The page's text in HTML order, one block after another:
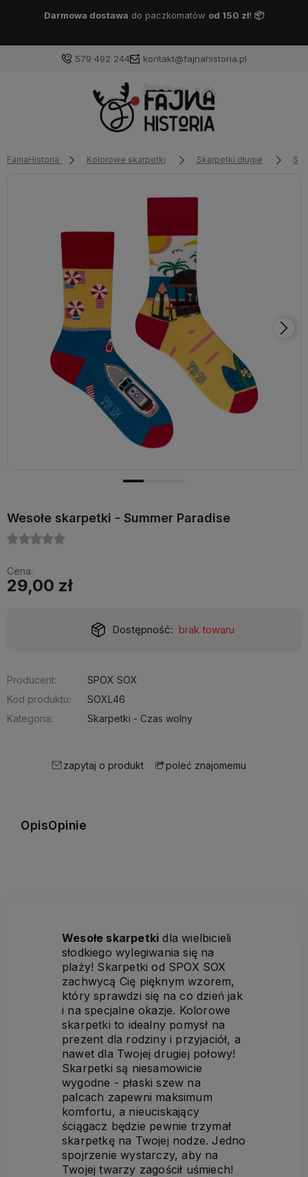
Darmowa dostawa DPD Pickupod 150 zł!📦
579 492 244 kontakt@fajnahistoria.pl
FajnaHistoria Kolorowe skarpetki Skarpetki długie
Wesołe skarpetki - Summer Paradise
Cena:
29,00 zł
Dostępność: brak towaru
Producent:
SPOX SOX
Kod produktu:
SOXL46
Kategoria:
Skarpetki - Czas wolny
zapytaj o produkt poleć znajomemu
OpisOpinie
Wesołe skarpetki dla wielbicieli
słodkiego wylegiwania się na
plaży! Skarpetki od SPOX SOX
zachwycą Cię pięknym wzorem,
który sprawdzi się na co dzień jak
i na specjalne okazje. Kolorowe
skarpetki to idealny pomysł na
prezent dla rodziny i przyjaciół, a
nawet dla Twojej drugiej połowy!
Skarpetki są niesamowicie
wygodne - płaski szew na
palcach zapewni maksimum
komfortu, a nieuciskający
ściągacz będzie pewnie trzymał
skarpetkę na Twojej nodze. Jedno
spojrzenie wystarczy, aby na
Twojej twarzy zagościł uśmiech!